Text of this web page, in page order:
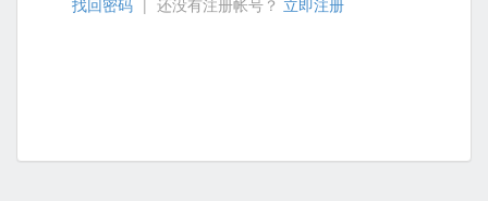
找回密码 | 还没有注册帐号？ 立即注册